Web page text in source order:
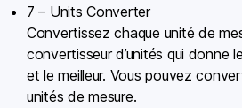
7 – Units Converter
Convertissez chaque unité de
convertisseur d’unités qui donne
et le meilleur. Vous pouvez
unités de mesure.